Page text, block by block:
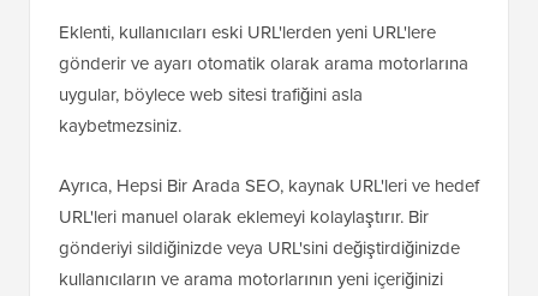
Eklenti, kullanıcıları eski URL'lerden yeni URL'lere
gönderir ve ayarı otomatik olarak arama motorlarına
uygular, böylece web sitesi trafiğini asla
kaybetmezsiniz.
Ayrıca, Hepsi Bir Arada SEO, kaynak URL'leri ve hedef
URL'leri manuel olarak eklemeyi kolaylaştırır. Bir
gönderiyi sildiğinizde veya URL'sini değiştirdiğinizde
kullanıcıların ve arama motorlarının yeni içeriğinizi